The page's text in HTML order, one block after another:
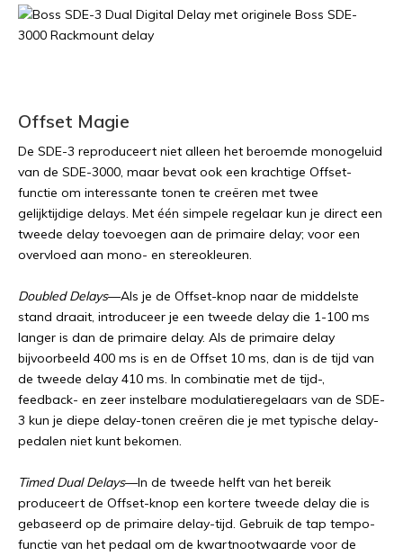
Offset Magie
De SDE-3 reproduceert niet alleen het beroemde monogeluid
van de SDE-3000, maar bevat ook een krachtige Offset-
functie om interessante tonen te creëren met twee
gelijktijdige delays. Met één simpele regelaar kun je direct een
tweede delay toevoegen aan de primaire delay; voor een
overvloed aan mono- en stereokleuren.
Doubled Delays—Als je de Offset-knop naar de middelste
stand draait, introduceer je een tweede delay die 1-100 ms
langer is dan de primaire delay. Als de primaire delay
bijvoorbeeld 400 ms is en de Offset 10 ms, dan is de tijd van
de tweede delay 410 ms. In combinatie met de tijd-,
feedback- en zeer instelbare modulatieregelaars van de SDE-
3 kun je diepe delay-tonen creëren die je met typische delay-
pedalen niet kunt bekomen.
Timed Dual Delays—In de tweede helft van het bereik
produceert de Offset-knop een kortere tweede delay die is
gebaseerd op de primaire delay-tijd. Gebruik de tap tempo-
functie van het pedaal om de kwartnootwaarde voor de